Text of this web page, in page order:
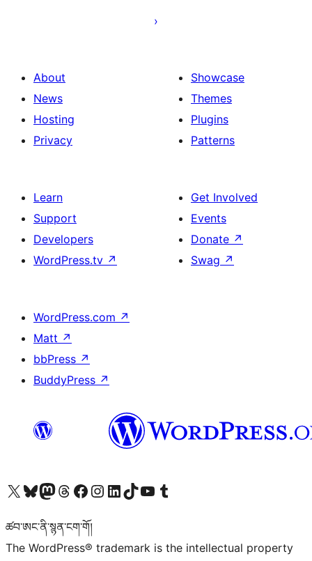
About
News
Hosting
Privacy
Showcase
Themes
Plugins
Patterns
Learn
Support
Developers
WordPress.tv ↗
Get Involved
Events
Donate ↗
Swag ↗
WordPress.com ↗
Matt ↗
bbPress ↗
BuddyPress ↗
Visit our X (formerly Twitter) account
Visit our Bluesky account
Visit our Mastodon account
Visit our Threads account
Visit our Facebook page
Visit our Instagram account
Visit our LinkedIn account
Visit our TikTok account
Visit our YouTube channel
Visit our Tumblr account
ཚབ་ཨང་ནི་སྙན་ངག་གོ།
The WordPress® trademark is the intellectual property